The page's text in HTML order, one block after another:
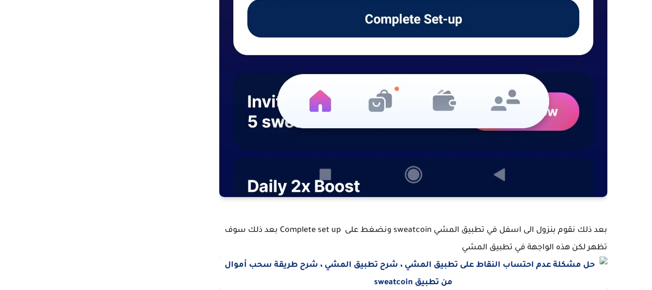
بعد ذلك نقوم بنزول الى اسفل في تطبيق المشي sweatcoin ونضغط على Complete set up بعد ذلك سوف
تظهر لكن هذه الواجهة في تطبيق المشي